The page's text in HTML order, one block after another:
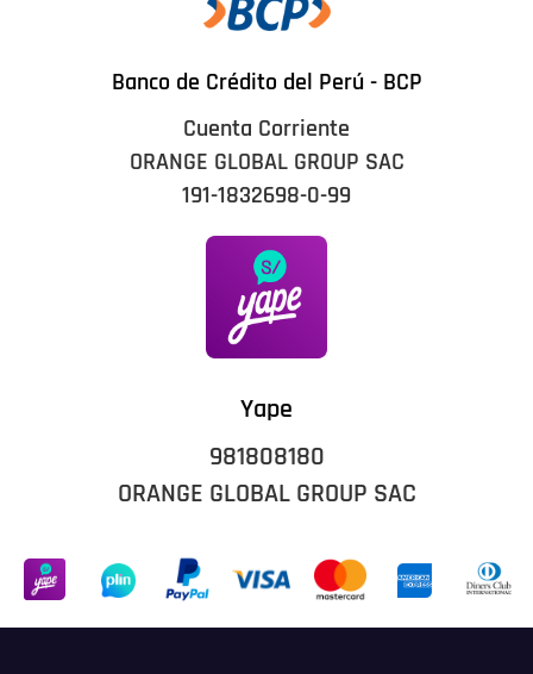
Banco de Crédito del Perú - BCP
Cuenta Corriente
ORANGE GLOBAL GROUP SAC
191-1832698-0-99
Yape
981808180
ORANGE GLOBAL GROUP SAC